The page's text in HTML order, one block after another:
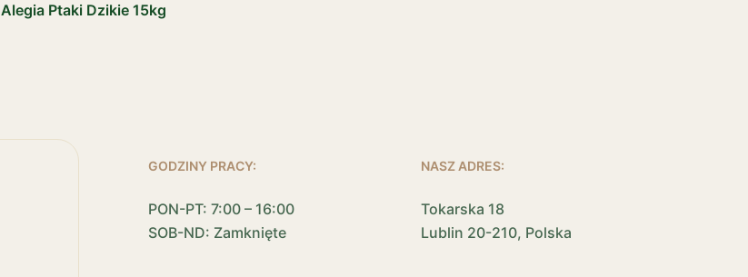
Alegia Ptaki Dzikie 15kg
GODZINY PRACY:
PON-PT: 7:00 – 16:00
SOB-ND: Zamknięte
NASZ ADRES:
Tokarska 18
Lublin 20-210, Polska